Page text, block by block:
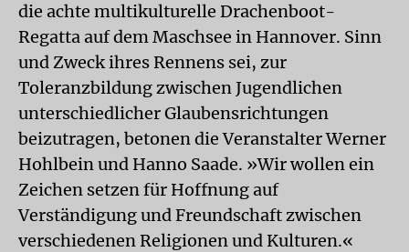
die achte multikulturelle Drachenboot-
Regatta auf dem Maschsee in Hannover. Sinn
und Zweck ihres Rennens sei, zur
Toleranzbildung zwischen Jugendlichen
unterschiedlicher Glaubensrichtungen
beizutragen, betonen die Veranstalter Werner
Hohlbein und Hanno Saade. »Wir wollen ein
Zeichen setzen für Hoffnung auf
Verständigung und Freundschaft zwischen
verschiedenen Religionen und Kulturen.«